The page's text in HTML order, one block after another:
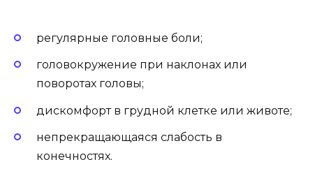
регулярные головные боли;
головокружение при наклонах или
поворотах головы;
дискомфорт в грудной клетке или животе;
непрекращающаяся слабость в
конечностях.